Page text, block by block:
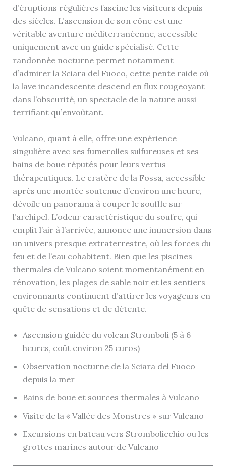
d’éruptions régulières fascine les visiteurs depuis
des siècles. L’ascension de son cône est une
véritable aventure méditerranéenne, accessible
uniquement avec un guide spécialisé. Cette
randonnée nocturne permet notamment
d’admirer la Sciara del Fuoco, cette pente raide où
la lave incandescente descend en flux rougeoyant
dans l’obscurité, un spectacle de la nature aussi
terrifiant qu’envoûtant.
Vulcano, quant à elle, offre une expérience
singulière avec ses fumerolles sulfureuses et ses
bains de boue réputés pour leurs vertus
thérapeutiques. Le cratère de la Fossa, accessible
après une montée soutenue d’environ une heure,
dévoile un panorama à couper le souffle sur
l’archipel. L’odeur caractéristique du soufre, qui
emplit l’air à l’arrivée, annonce une immersion dans
un univers presque extraterrestre, où les forces du
feu et de l’eau cohabitent. Bien que les piscines
thermales de Vulcano soient momentanément en
rénovation, les plages de sable noir et les sentiers
environnants continuent d’attirer les voyageurs en
quête de sensations et de détente.
Ascension guidée du volcan Stromboli (5 à 6
heures, coût environ 25 euros)
Observation nocturne de la Sciara del Fuoco
depuis la mer
Bains de boue et sources thermales à Vulcano
Visite de la « Vallée des Monstres » sur Vulcano
Excursions en bateau vers Strombolicchio ou les
grottes marines autour de Vulcano